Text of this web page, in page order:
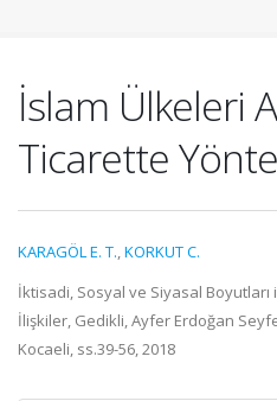
İslam Ülkeleri
Ticarette
KARAGÖL E. T.,KORKUT C.
İktisadi, Sosyal ve Siyasal
İlişkiler, Gedikli, Ayfer Erdoğan
Kocaeli, ss.39-56, 2018